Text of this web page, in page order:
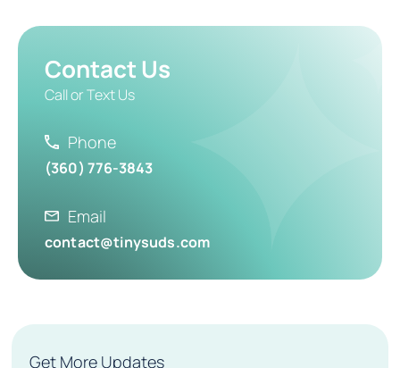
Contact Us
Call or Text Us
Phone
(360) 776-3843
Email
contact@tinysuds.com
Get More Updates